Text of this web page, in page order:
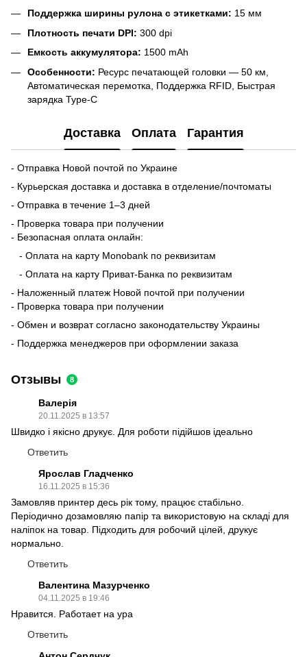
Поддержка ширины рулона с этикетками: 15 мм
Плотность печати DPI: 300 dpi
Емкость аккумулятора: 1500 mAh
Особенности: Ресурс печатающей головки — 50 км,
Автоматическая перемотка, Поддержка RFID, Быстрая
зарядка Type-C
Доставка Оплата Гарантия
- Отправка Новой почтой по Украине
- Курьерская доставка и доставка в отделение/почтоматы
- Отправка в течение 1–3 дней
- Проверка товара при получении
- Безопасная оплата онлайн:
- Оплата на карту Monobank по реквизитам
- Оплата на карту Приват-Банка по реквизитам
- Наложенный платеж Новой почтой при получении
- Проверка товара при получении
- Обмен и возврат согласно законодательству Украины
- Поддержка менеджеров при оформлении заказа
Отзывы 8
Валерія
20.11.2025 в 13:57
Швидко і якісно друкує. Для роботи підійшов ідеально
Ответить
Ярослав Гладченко
16.11.2025 в 15:36
Замовляв принтер десь рік тому, працює стабільно.
Періодично дозамовляю папір та використовую на складі для
наліпок на товар. Підходить для робочий цілей, друкує
нормально.
Ответить
Валентина Мазурченко
04.11.2025 в 19:46
Нравится. Работает на ура
Ответить